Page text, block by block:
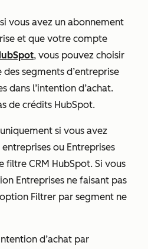
si vous avez un abonnement
et que votre compte
, vous pouvez choisir
des segments d’entreprise
dans l’intention d’achat.
de crédits HubSpot.
si vous avez
entreprises ou Entreprises
filtre CRM HubSpot. Si vous
Entreprises ne faisant pas
Filtrer par segment ne
d’achat par